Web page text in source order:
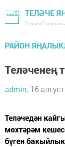
ТЕЛӘЧЕ
"Теләче"
РАЙОН
Теләченең
admin, 16
Теләчедән
мөхтәрәм
бүген